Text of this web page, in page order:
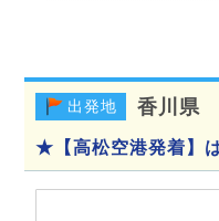
出発地 香川県
★【高松空港発着】